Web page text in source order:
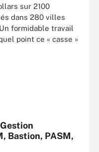
sur 2100
dans 280 villes
formidable travail
point ce « casse »
Bastion, PASM,